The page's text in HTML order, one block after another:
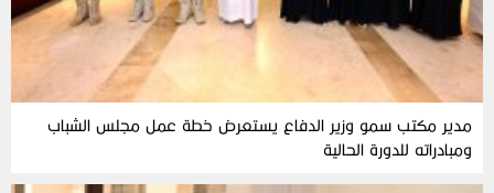
مدير مكتب سمو وزير الدفاع يستعرض خطة عمل مجلس الشباب
ومبادراته للدورة الحالية